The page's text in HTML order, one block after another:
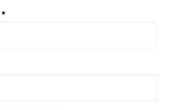
*